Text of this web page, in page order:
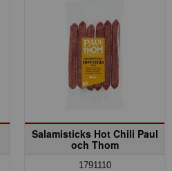
Salamisticks Hot Chili Paul
och Thom
1791110